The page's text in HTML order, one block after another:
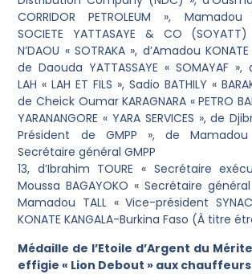
CORRIDOR PETROLEUM », Mamadou
SOCIETE YATTASAYE & CO
N’DAOU « SOTRAKA », d’Amadou KONATE
de Daouda YATTASSAYE « SOMAYAF
LAH « LAH ET FILS », Sadio BATHILY «
de Cheick Oumar KARAGNARA « PETRO
YARANANGORE « YARA SERVICES », de
Président de GMPP », de Mamadou
Secrétaire général GMPP
13, d’Ibrahim TOURE « Secrétaire
Moussa BAGAYOKO « Secrétaire général
Mamadou TALL « Vice-président
KONATE KANGALA-Burkina Faso (À titre
Médaille de l’Etoile d’Argent du
effigie « Lion Debout » aux